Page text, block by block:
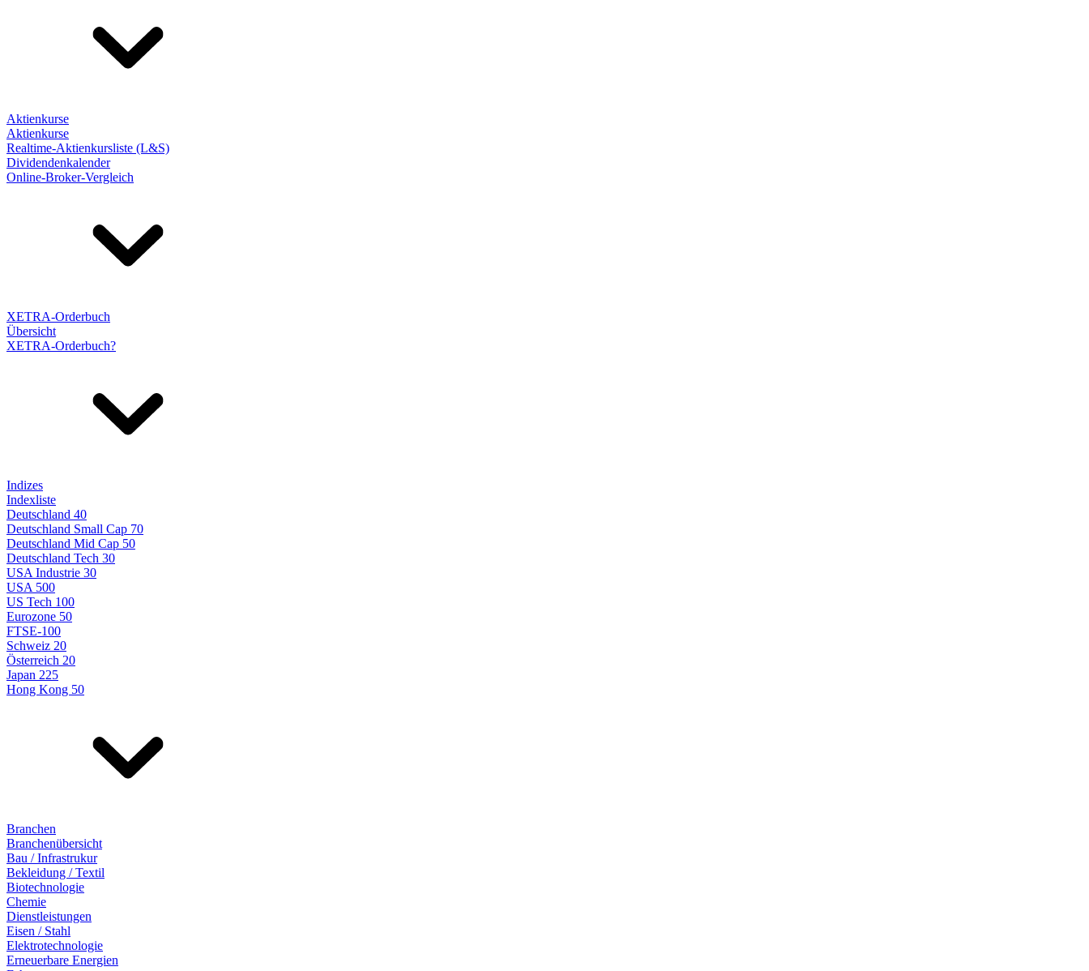
Aktienkurse
Aktienkurse
Realtime-Aktienkursliste (L&S)
Dividendenkalender
Online-Broker-Vergleich
XETRA-Orderbuch
Übersicht
XETRA-Orderbuch?
Indizes
Indexliste
Deutschland 40
Deutschland Small Cap 70
Deutschland Mid Cap 50
Deutschland Tech 30
USA Industrie 30
USA 500
US Tech 100
Eurozone 50
FTSE-100
Schweiz 20
Österreich 20
Japan 225
Hong Kong 50
Branchen
Branchenübersicht
Bau / Infrastrukur
Bekleidung / Textil
Biotechnologie
Chemie
Dienstleistungen
Eisen / Stahl
Elektrotechnologie
Erneuerbare Energien